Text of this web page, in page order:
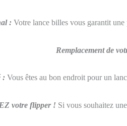
: Votre lance billes vous garantit
Remplacement de
: Vous êtes au bon endroit pour un
votre flipper ! Si vous souhaitez